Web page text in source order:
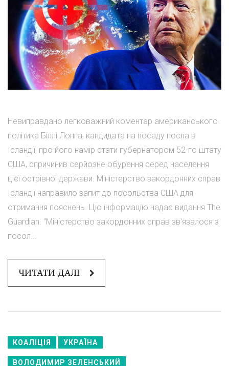
Невиправдано легковажний коментар американського
політика Біллі Лонга, кандидата на посаду посла в
Ісландії, про його намір стати губернатором 52-го штату
США, спричинив серйозне обурення серед населення
цієї острівної держави. Міністерство закордонних справ
Ісландії направило запит до посольства США для
отримання пояснень. Цю інформацію надає видання The
Guardian. "Міністерство закордонних справ зв'язалося з
посол...
ЧИТАТИ ДАЛІ
КОАЛІЦІЯ УКРАЇНА
ВОЛОДИМИР ЗЕЛЕНСЬКИЙ